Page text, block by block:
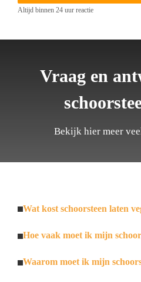
Altijd binnen 24 uur reactie
Vraag en
Bekijk hier meer
Wat kost schoorsteen laten
Hoe vaak moet ik mijn
Waarom moet ik mijn